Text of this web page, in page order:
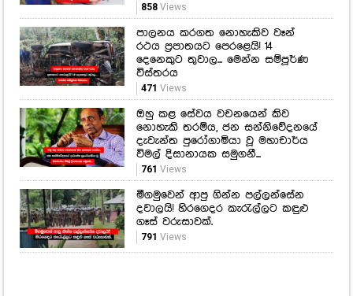
858Views
පාලනය කරගත නොහැකිව වෑන්
රථය ප්‍රපාතයට පෙරළෙයි! 14
දෙනෙකුට තුවාල... මෙන්න සම්පූර්ණ
විස්තරය
471 Views
ඔහු කළ සේවය වචනයෙන් කිව
නොහැකි තරම්ය, ජන සන්නිවේදනයේ
දැවැන්ත පුරෝගාමියා වූ මහාචාර්ය
විමල් දිසානායක සමුගනී...
761 Views
මීගමුවෙන් ආපු ගින්න පල්ලන්සේන
දවාලයි! හිරගෙදර කැරැල්ලට කඳුළු
ගෑස් වරුසාවක්.
791 Views